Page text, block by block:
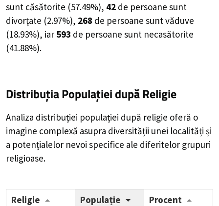
sunt căsătorite (57.49%), 42 de persoane sunt
divorțate (2.97%), 268 de persoane sunt văduve
(18.93%), iar 593 de persoane sunt necasătorite
(41.88%).
Distribuția Populațieidupă Religie
Analiza distribuției populației după religie oferă o
imagine complexă asupra diversității unei localități și
a potențialelor nevoi specifice ale diferitelor grupuri
religioase.
Religie Populație
Procent